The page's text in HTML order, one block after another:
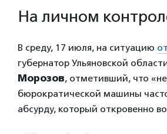
На личном
В среду, 17 июля, на ситуацию
губернатор Ульяновской
Морозов, отметивший, что
бюрократической машины
абсурду, который откровенно